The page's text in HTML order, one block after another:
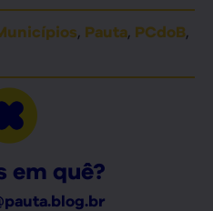
, Pauta, PCdoB,
em quê?